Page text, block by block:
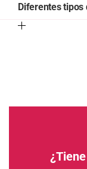
Diferentes tipos